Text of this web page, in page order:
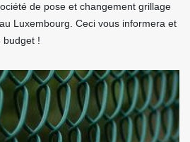
de pose et changement grillage
Luxembourg. Ceci vous informera et
budget !